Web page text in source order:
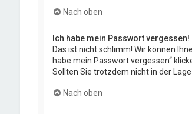
Nach oben
Ich habe mein Passwort vergessen!
Das ist nicht schlimm! Wir können
habe mein Passwort vergessen“
Sollten Sie trotzdem nicht in der
Nach oben